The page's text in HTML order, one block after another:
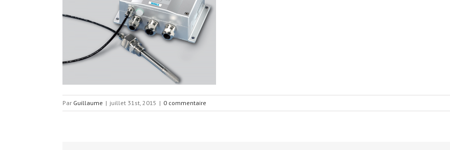
Par Guillaume | juillet 31st, 2015 | 0 commentaire